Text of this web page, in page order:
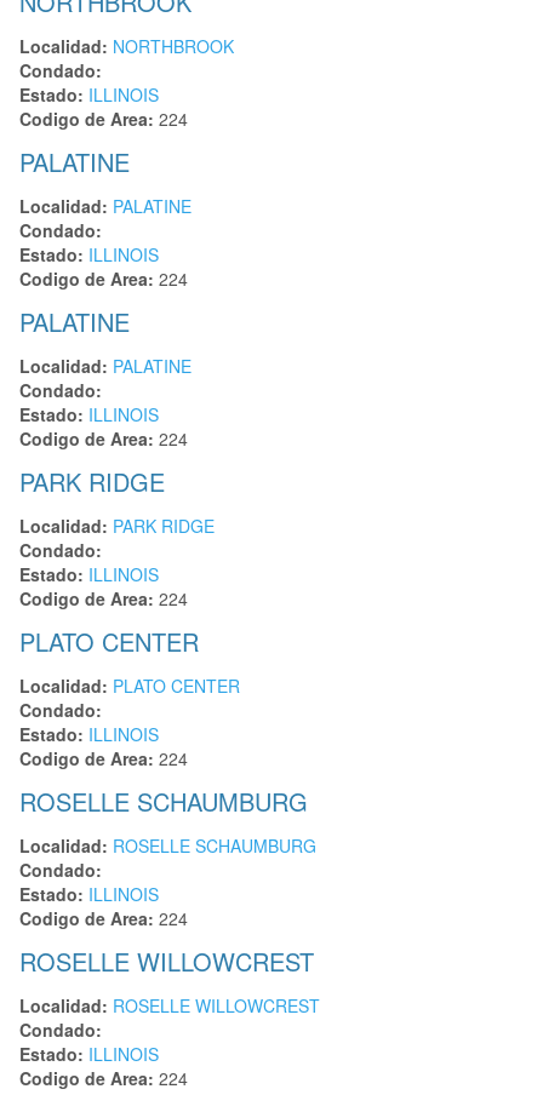
Localidad: NORTHBROOK
Condado:
Estado: ILLINOIS
Codigo de Area: 224
PALATINE
Localidad: PALATINE
Condado:
Estado: ILLINOIS
Codigo de Area: 224
PALATINE
Localidad: PALATINE
Condado:
Estado: ILLINOIS
Codigo de Area: 224
PARK RIDGE
Localidad: PARK RIDGE
Condado:
Estado: ILLINOIS
Codigo de Area: 224
PLATO CENTER
Localidad: PLATO CENTER
Condado:
Estado: ILLINOIS
Codigo de Area: 224
ROSELLE SCHAUMBURG
Localidad: ROSELLE SCHAUMBURG
Condado:
Estado: ILLINOIS
Codigo de Area: 224
ROSELLE WILLOWCREST
Localidad: ROSELLE WILLOWCREST
Condado:
Estado: ILLINOIS
Codigo de Area: 224